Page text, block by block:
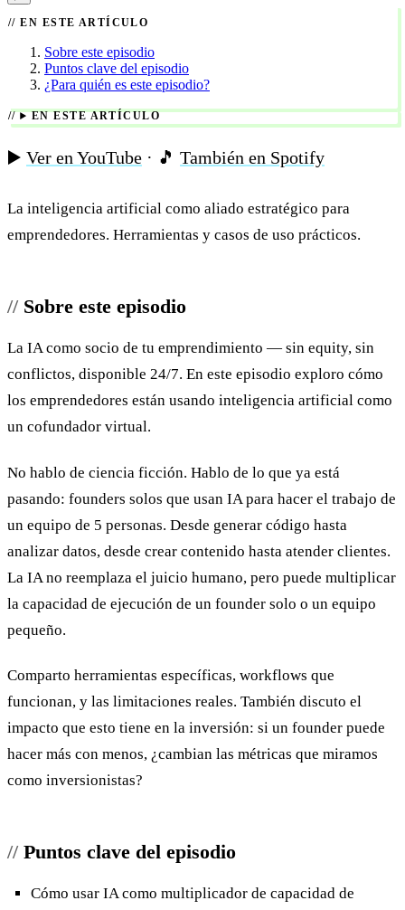
EN ESTE ARTÍCULO
Sobre este episodio
Puntos clave del episodio
¿Para quién es este episodio?
EN ESTE ARTÍCULO
▶️ Ver en YouTube · 🎵 También en Spotify
La inteligencia artificial como aliado estratégico para
emprendedores. Herramientas y casos de uso prácticos.
Sobre este episodio
La IA como socio de tu emprendimiento — sin equity, sin
conflictos, disponible 24/7. En este episodio exploro cómo
los emprendedores están usando inteligencia artificial como
un cofundador virtual.
No hablo de ciencia ficción. Hablo de lo que ya está
pasando: founders solos que usan IA para hacer el trabajo de
un equipo de 5 personas. Desde generar código hasta
analizar datos, desde crear contenido hasta atender clientes.
La IA no reemplaza el juicio humano, pero puede multiplicar
la capacidad de ejecución de un founder solo o un equipo
pequeño.
Comparto herramientas específicas, workflows que
funcionan, y las limitaciones reales. También discuto el
impacto que esto tiene en la inversión: si un founder puede
hacer más con menos, ¿cambian las métricas que miramos
como inversionistas?
Puntos clave del episodio
Cómo usar IA como multiplicador de capacidad de